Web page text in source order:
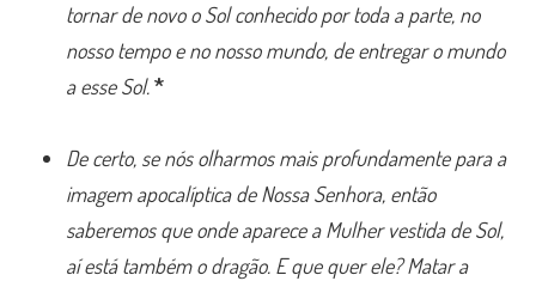
tornar de novo o Sol conhecido por toda a parte, no
nosso tempo e no nosso mundo, de entregar o mundo
a esse Sol.*
De certo, se nós olharmos mais profundamente para a
imagem apocalíptica de Nossa Senhora, então
saberemos que onde aparece a Mulher vestida de Sol,
aí está também o dragão. E que quer ele? Matar a